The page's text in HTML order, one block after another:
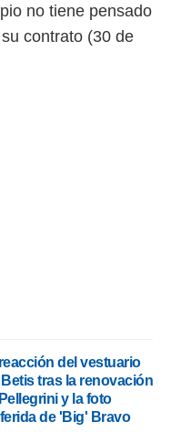
no tiene pensado
contrato (30 de
del vestuario
tras la renovación
y la foto
de 'Big' Bravo